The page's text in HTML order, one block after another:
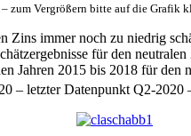
– zum Vergrößern bitte auf die Grafik
immer noch zu niedrig
für den neutralen
Jahren 2015 bis 2018 für
– letzter Datenpunkt Q2-